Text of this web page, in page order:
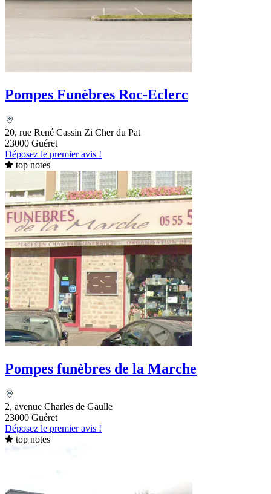
Pompes Funèbres Roc-Eclerc
20, rue René Cassin Zi Cher du Pat
23000 Guéret
Déposez le premier avis !
top notes
Pompes funèbres de la Marche
2, avenue Charles de Gaulle
23000 Guéret
Déposez le premier avis !
top notes